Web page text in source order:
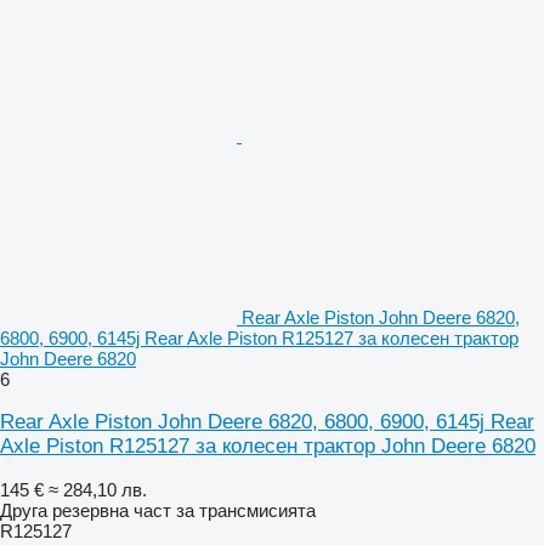
Rear Axle Piston John Deere 6820,
6800, 6900, 6145j Rear Axle Piston R125127 за колесен трактор
John Deere 6820
6
Rear Axle Piston John Deere 6820, 6800, 6900, 6145j Rear
Axle Piston R125127 за колесен трактор John Deere 6820
145 € ≈ 284,10 лв.
Друга резервна част за трансмисията
R125127